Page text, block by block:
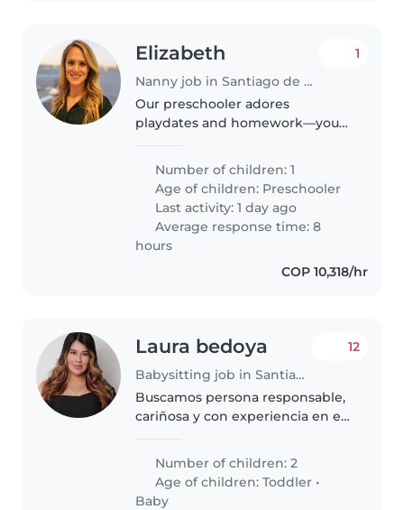
Elizabeth
Nanny job in Santiago de Cali
1
Our preschooler adores
playdates and homework—your
Bilingual (English/Spanish)
caregiver to engage and nurture
their curious mind at our home.
Come..
Number of children: 1
Age of children: Preschooler
Last activity: 1 day ago
Average response time: 8
hours
COP 10,318/hr
Laura bedoya
Babysitting job in Santiago de Cali
12
Buscamos persona responsable,
cariñosa y con experiencia en el
a nuestra familia de lunes a
viernes. Tenemos una niña de 15
meses y un bebé que está..
Number of children: 2
Age of children:Toddler •
Baby